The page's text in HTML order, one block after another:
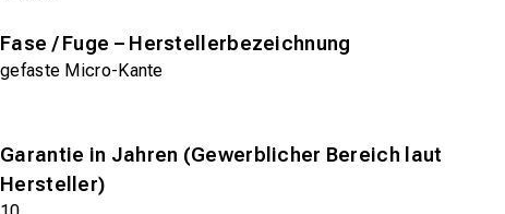
Fase / Fuge – Herstellerbezeichnung
gefaste Micro-Kante
Garantie in Jahren (Gewerblicher Bereich laut
Hersteller)